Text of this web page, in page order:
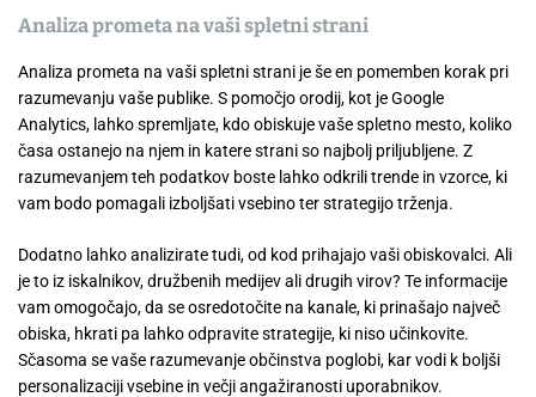
Analiza prometa na vaši spletni strani
Analiza prometa na vaši spletni strani je še en pomemben korak pri
razumevanju vaše publike. S pomočjo orodij, kot je Google
Analytics, lahko spremljate, kdo obiskuje vaše spletno mesto, koliko
časa ostanejo na njem in katere strani so najbolj priljubljene. Z
razumevanjem teh podatkov boste lahko odkrili trende in vzorce, ki
vam bodo pomagali izboljšati vsebino ter strategijo trženja.
Dodatno lahko analizirate tudi, od kod prihajajo vaši obiskovalci. Ali
je to iz iskalnikov, družbenih medijev ali drugih virov? Te informacije
vam omogočajo, da se osredotočite na kanale, ki prinašajo največ
obiska, hkrati pa lahko odpravite strategije, ki niso učinkovite.
Sčasoma se vaše razumevanje občinstva poglobi, kar vodi k boljši
personalizaciji vsebine in večji angažiranosti uporabnikov.